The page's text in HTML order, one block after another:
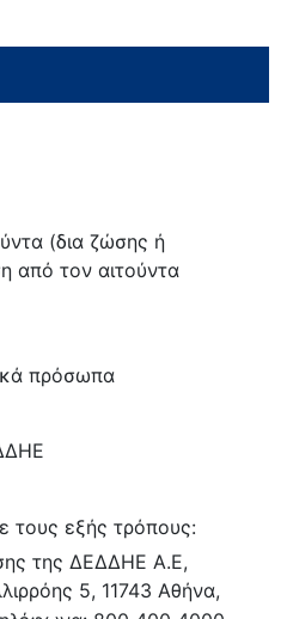
(δια ζώσης ή
από τον αιτούντα
πρόσωπα
τους εξής τρόπους:
της ΔΕΔΔΗΕ Α.Ε,
5, 11743 Αθήνα,